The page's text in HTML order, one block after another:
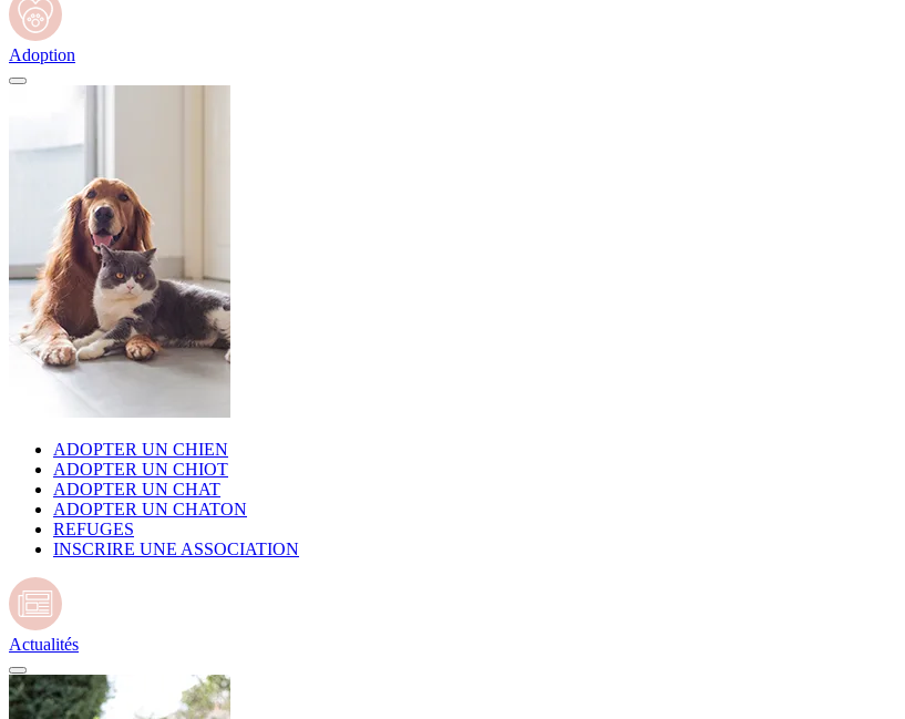
Adoption
ADOPTER UN CHIEN
ADOPTER UN CHIOT
ADOPTER UN CHAT
ADOPTER UN CHATON
REFUGES
INSCRIRE UNE ASSOCIATION
Actualités